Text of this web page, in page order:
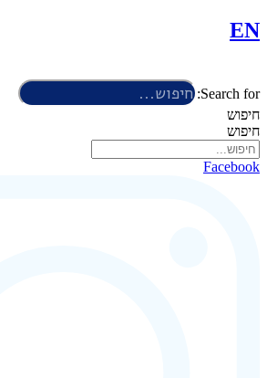
EN
Search for:
חיפוש
חיפוש
Facebook